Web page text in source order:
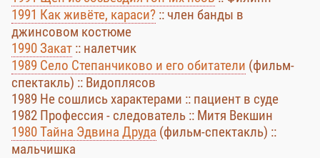
1991 Как живёте, караси? :: член банды в
джинсовом костюме
1990 Закат :: налетчик
1989 Село Степанчиково и его обитатели (фильм-
спектакль) :: Видоплясов
1989 Не сошлись характерами :: пациент в суде
1982 Профессия - следователь :: Митя Векшин
1980 Тайна Эдвина Друда (фильм-спектакль) ::
мальчишка